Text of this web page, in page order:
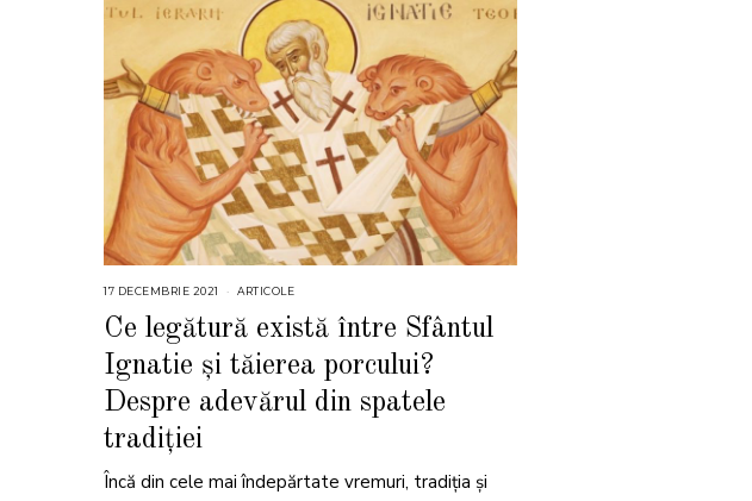
17 DECEMBRIE 2021
E
E
M
B
R
2
1
ARTICOLE
Ce legătură există între Sfântul
Ignatie și tăierea porcului?
Despre adevărul din spatele
tradiției
Încă din cele mai îndepărtate vremuri, tradiția și